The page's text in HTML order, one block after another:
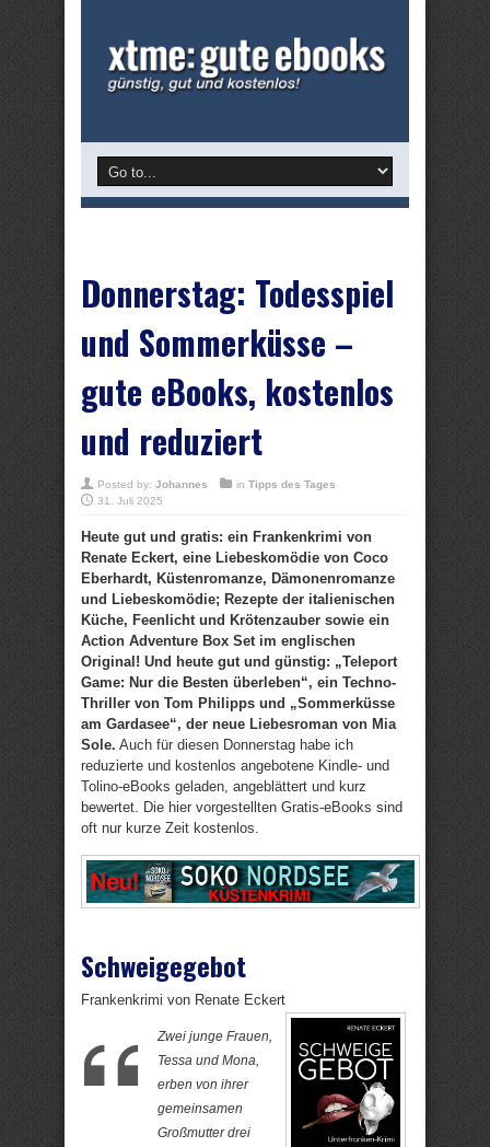
Donnerstag: Todesspiel
und Sommerküsse –
gute eBooks, kostenlos
und reduziert
Posted by: Johannes in Tipps des Tages
31. Juli 2025
Heute gut und gratis: ein Frankenkrimi von
Renate Eckert, eine Liebeskomödie von Coco
Eberhardt, Küstenromanze, Dämonenromanze
und Liebeskomödie; Rezepte der italienischen
Küche, Feenlicht und Krötenzauber sowie ein
Action Adventure Box Set im englischen
Original! Und heute gut und günstig: „Teleport
Game: Nur die Besten überleben“, ein Techno-
Thriller von Tom Philipps und „Sommerküsse
am Gardasee“, der neue Liebesroman von Mia
Sole. Auch für diesen Donnerstag habe ich
reduzierte und kostenlos angebotene Kindle- und
Tolino-eBooks geladen, angeblättert und kurz
bewertet. Die hier vorgestellten Gratis-eBooks sind
oft nur kurze Zeit kostenlos.
Schweigegebot
Frankenkrimi von Renate Eckert
Zwei junge Frauen,
Tessa und Mona,
erben von ihrer
gemeinsamen
Großmutter drei